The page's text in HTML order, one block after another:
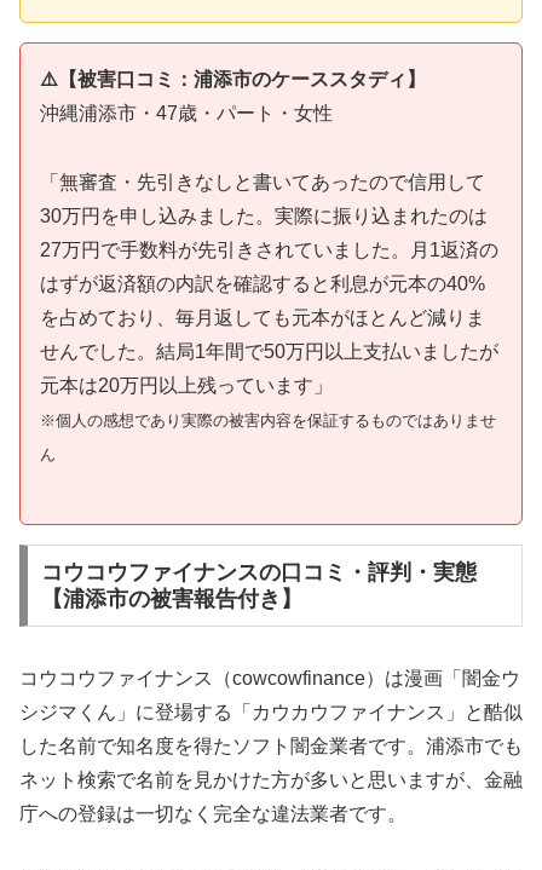
⚠️【被害口コミ：浦添市のケーススタディ】
沖縄浦添市・47歳・パート・女性
「無審査・先引きなしと書いてあったので信用して
30万円を申し込みました。実際に振り込まれたのは
27万円で手数料が先引きされていました。月1返済の
はずが返済額の内訳を確認すると利息が元本の40%
を占めており、毎月返しても元本がほとんど減りま
せんでした。結局1年間で50万円以上支払いましたが
元本は20万円以上残っています」
※個人の感想であり実際の被害内容を保証するものではありませ
ん
コウコウファイナンスの口コミ・評判・実態
【浦添市の被害報告付き】
コウコウファイナンス（cowcowfinance）は漫画「闇金ウ
シジマくん」に登場する「カウカウファイナンス」と酷似
した名前で知名度を得たソフト闇金業者です。浦添市でも
ネット検索で名前を見かけた方が多いと思いますが、金融
庁への登録は一切なく完全な違法業者です。